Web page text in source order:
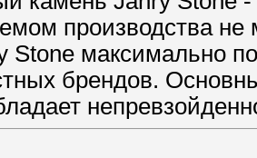
производства
Stonе максимально
брендов.